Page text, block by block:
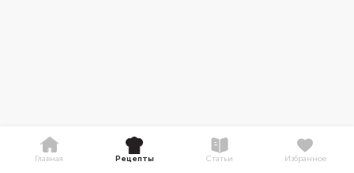
Главная Рецепты Статьи Избранное